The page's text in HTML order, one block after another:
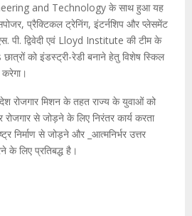
and Technology के साथ हुआ यह
प्रैक्टिकल ट्रेनिंग, इंटर्नशिप और प्लेसमेंट
पी. द्विवेदी एवं Lloyd Institute की टीम के
को इंडस्ट्री-रेडी बनाने हेतु विशेष स्किल
रोजगार मिशन के तहत राज्य के युवाओं को
से जोड़ने के लिए निरंतर कार्य करता
निर्माण से जोड़ने और _आत्मनिर्भर उत्तर
लिए प्रतिबद्ध है।